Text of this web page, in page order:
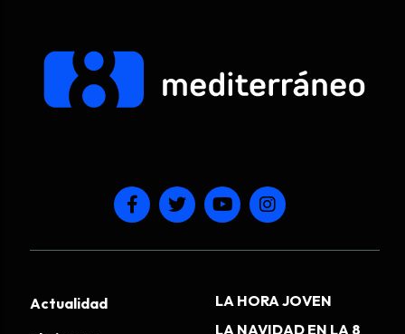
Actualidad
LA HORA JOVEN
LA NAVIDAD EN LA 8